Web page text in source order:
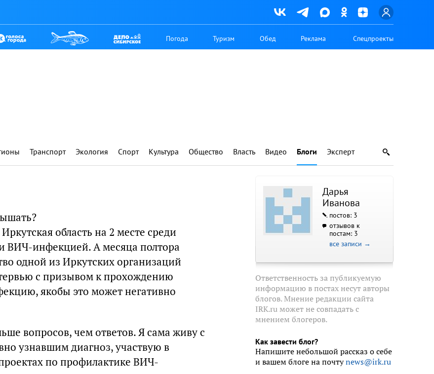
Погода Туризм Обед Реклама Спецпроекты
Транспорт Экология Спорт Культура Общество Власть Видео Блоги Эксперт
область на 2 месте среди
ВИЧ-инфекцией. А месяца полтора
одной из Иркутских организаций
с призывом к прохождению
якобы это может негативно
вопросов, чем ответов. Я сама живу с
узнавшим диагноз, участвую в
по профилактике ВИЧ-
Дарья
Иванова
постов: 3
отзывов к
постам: 3
все записи →
Ответственность за публикуемую
информацию в постах несут авторы
блогов. Мнение редакции сайта
IRK.ru может не совпадать с
мнением блогеров.
Как завести блог?
Напишите небольшой рассказ о себе
и вашем блоге на почтуnews@irk.ru